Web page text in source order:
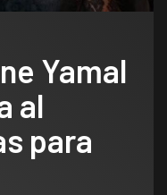
Yamal
al
para